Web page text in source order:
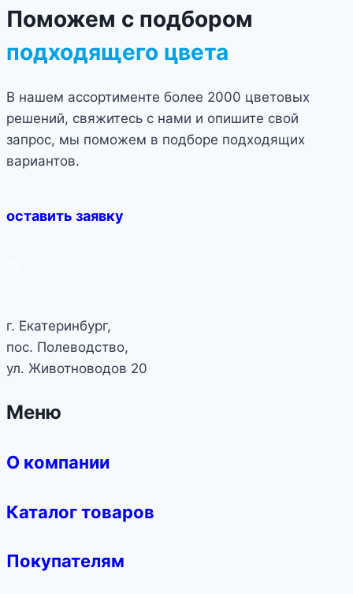
Поможем с подбором
подходящего цвета
В нашем ассортименте более 2000 цветовых
решений, свяжитесь с нами и опишите свой
запрос, мы поможем в подборе подходящих
вариантов.
оставить заявку
г. Екатеринбург,
пос. Полеводство,
ул. Животноводов 20
Меню
О компании
Каталог товаров
Покупателям